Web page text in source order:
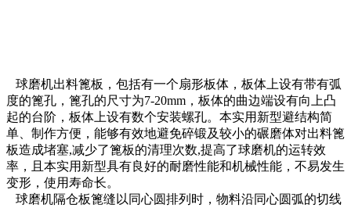
球磨机出料篦板，包括有一个扇形板体，板体上设有带有弧
度的篦孔，篦孔的尺寸为7-20mm，板体的曲边端设有向上凸
起的台阶，板体上设有数个安装螺孔。本实用新型避结构简
单、制作方便，能够有效地避免碎锻及较小的碾磨体对出料篦
板造成堵塞,减少了篦板的清理次数,提高了球磨机的运转效
率，且本实用新型具有良好的耐磨性能和机械性能，不易发生
变形，使用寿命长。
球磨机隔仓板篦缝以同心圆排列时，物料沿同心圆弧的切线